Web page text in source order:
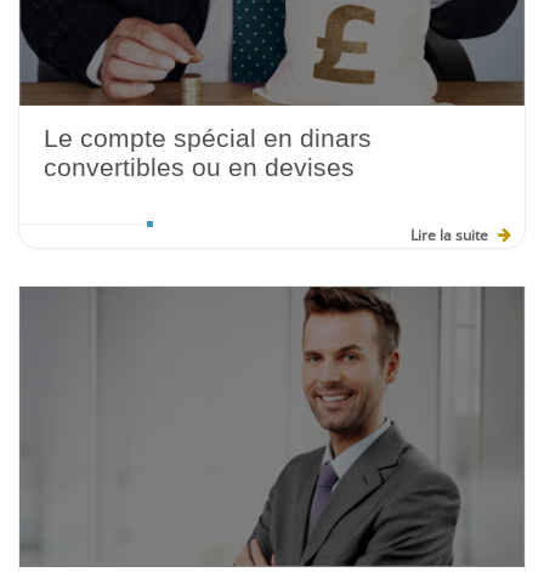
Le compte spécial en dinars
convertibles ou en devises
Lire la suite